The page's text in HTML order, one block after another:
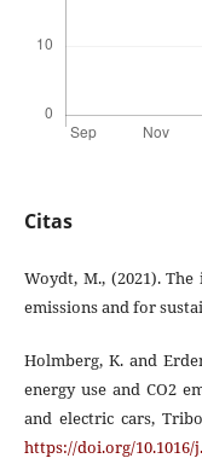
Citas
Woydt, M., (2021).
emissions and for
Holmberg, K. and
energy use and CO2
and electric cars,
https://doi.org/10.1016/